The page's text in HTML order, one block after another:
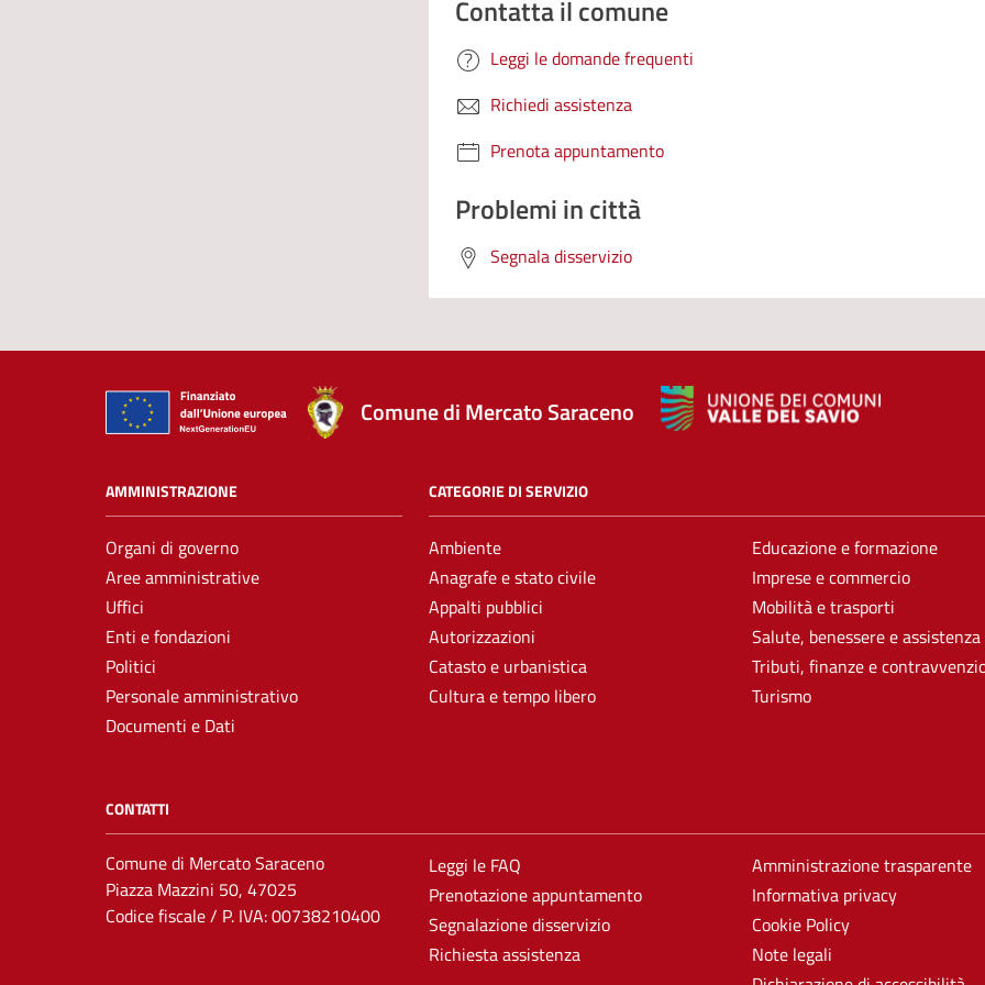
Contatta il comune
Leggi le domande frequenti
Richiedi assistenza
Prenota appuntamento
Problemi in città
Segnala disservizio
Comune di Mercato Saraceno
AMMINISTRAZIONE
Organi di governo
Aree amministrative
Uffici
Enti e fondazioni
Politici
Personale amministrativo
Documenti e Dati
CATEGORIE DI SERVIZIO
Ambiente
Anagrafe e stato civile
Appalti pubblici
Autorizzazioni
Catasto e urbanistica
Cultura e tempo libero
Educazione e formazione
Imprese e commercio
Mobilità e trasporti
Salute, benessere e assistenza
Tributi, finanze e
Turismo
CONTATTI
Comune di Mercato Saraceno
Piazza Mazzini 50, 47025
Codice fiscale / P. IVA: 00738210400
Leggi le FAQ
Prenotazione appuntamento
Segnalazione disservizio
Richiesta assistenza
Amministrazione trasparente
Informativa privacy
Cookie Policy
Note legali